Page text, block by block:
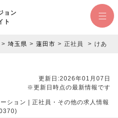
ョン
ト
埼玉県 蓮田市 正社員 けあビ
更新日:2026年01月07日
※更新日時点の最新情報です
ション | 正社員・その他の求人情報